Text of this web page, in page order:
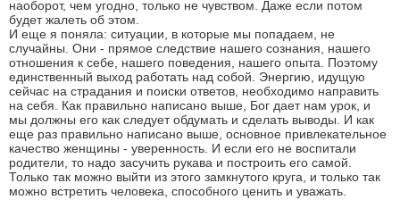
наоборот, чем угодно, только не чувством. Даже если потом
будет жалеть об этом.
И еще я поняла: ситуации, в которые мы попадаем, не
случайны. Они - прямое следствие нашего сознания, нашего
отношения к себе, нашего поведения, нашего опыта. Поэтому
единственный выход работать над собой. Энергию, идущую
сейчас на страдания и поиски ответов, необходимо направить
на себя. Как правильно написано выше, Бог дает нам урок, и
мы должны его как следует обдумать и сделать выводы. И как
еще раз правильно написано выше, основное привлекательное
качество женщины - уверенность. И если его не воспитали
родители, то надо засучить рукава и построить его самой.
Только так можно выйти из этого замкнутого круга, и только так
можно встретить человека, способного ценить и уважать.